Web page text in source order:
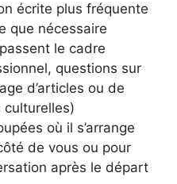
écrite plus fréquente
que nécessaire
le cadre
questions sur
d’articles ou de
culturelles)
où il s’arrange
de vous ou pour
après le départ